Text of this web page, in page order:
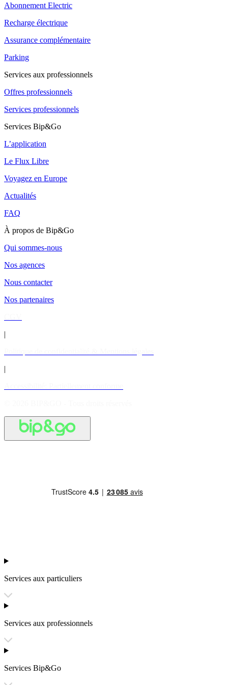
Abonnement Electric
Recharge électrique
Assurance complémentaire
Parking
Services aux professionnels
Offres professionnels
Services professionnels
Services Bip&Go
L’application
Le Flux Libre
Voyagez en Europe
Actualités
FAQ
À propos de Bip&Go
Qui sommes-nous
Nos agences
Nous contacter
Nos partenaires
|
|
Services aux particuliers
Services aux professionnels
Services Bip&Go